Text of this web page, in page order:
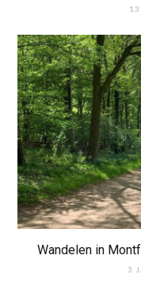
Wandelen in
3